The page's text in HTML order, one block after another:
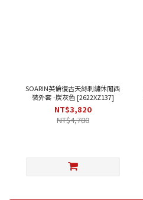
SOARIN英倫復古天絲刺繡休閒西
裝外套 -炭灰色 [2622XZ137]
NT$3,820
NT$4,780